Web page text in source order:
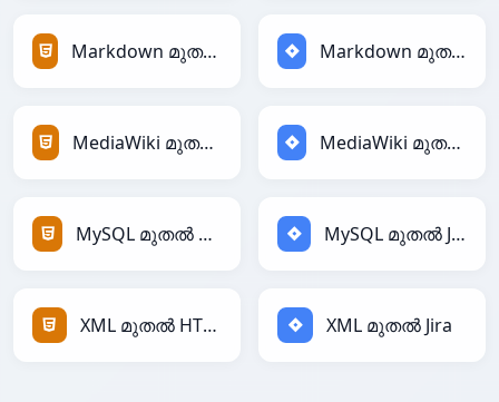
Markdown മുതൽ HTML Markdown മുതൽ Jira
MediaWiki മുതൽ HTML MediaWiki മുതൽ Jira
MySQL മുതൽ HTML MySQL മുതൽ Jira
XML മുതൽ HTML XML മുതൽ Jira